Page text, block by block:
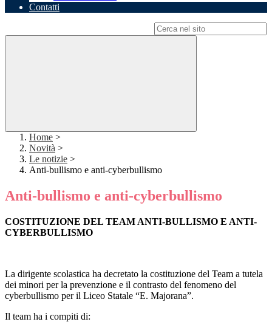
Contatti
Home >
Novità >
Le notizie >
Anti-bullismo e anti-cyberbullismo
Anti-bullismo e anti-cyberbullismo
COSTITUZIONE DEL TEAM ANTI-BULLISMO E ANTI-
CYBERBULLISMO
La dirigente scolastica ha decretato la costituzione del Team a tutela
dei minori per la prevenzione e il contrasto del fenomeno del
cyberbullismo per il Liceo Statale “E. Majorana”.
Il team ha i compiti di: